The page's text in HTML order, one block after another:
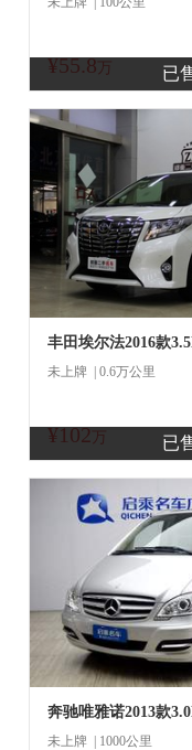
已
¥55.8 万 商
已
丰田埃尔法2016款
未上牌 | 0.6万公里
¥102 万 商
奔驰唯雅诺2013款
未上牌 | 1000公里